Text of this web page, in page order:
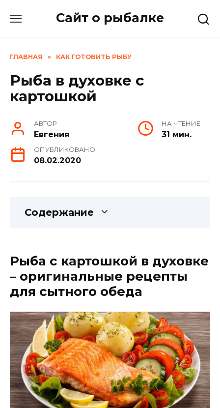
Сайт о рыбалке
ГЛАВНАЯ » КАК ГОТОВИТЬ РЫБУ
Рыба в духовке с
картошкой
АВТОР
Евгения
НА ЧТЕНИЕ
31 мин.
ОПУБЛИКОВАНО
08.02.2020
Содержание
Рыба с картошкой в духовке
– оригинальные рецепты
для сытного обеда